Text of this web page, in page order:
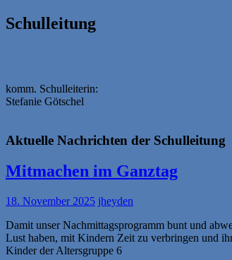
Schulleitung
komm. Schulleiterin:
Stefanie Götschel
Aktuelle Nachrichten der Schulleitung
Mitmachen im Ganztag
18. November 2025 jheyden
Damit unser Nachmittagsprogramm bunt und
Lust haben, mit Kindern Zeit zu verbringen und
Kinder der Altersgruppe 6